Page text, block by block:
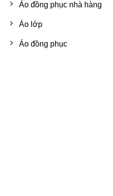
Áo đồng phục nhà hàng
Áo lớp
Áo đồng phục